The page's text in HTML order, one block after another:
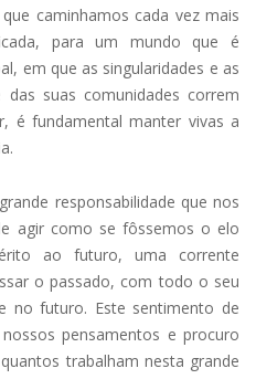
caminhamos cada vez mais
para um mundo que é
em que as singularidades e as
suas comunidades correm
é fundamental manter vivas a
responsabilidade que nos
agir como se fôssemos o elo
ao futuro, uma corrente
o passado, com todo o seu
no futuro. Este sentimento de
pensamentos e procuro
trabalham nesta grande